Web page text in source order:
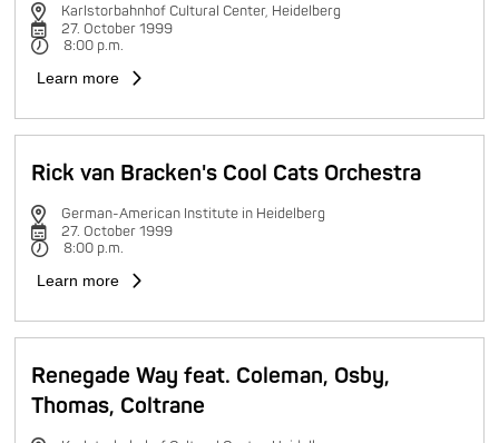
Karlstorbahnhof Cultural Center, Heidelberg
27. October 1999
8:00 p.m.
Learn more
Rick van Bracken's Cool Cats Orchestra
German-American Institute in Heidelberg
27. October 1999
8:00 p.m.
Learn more
Renegade Way feat. Coleman, Osby,
Thomas, Coltrane